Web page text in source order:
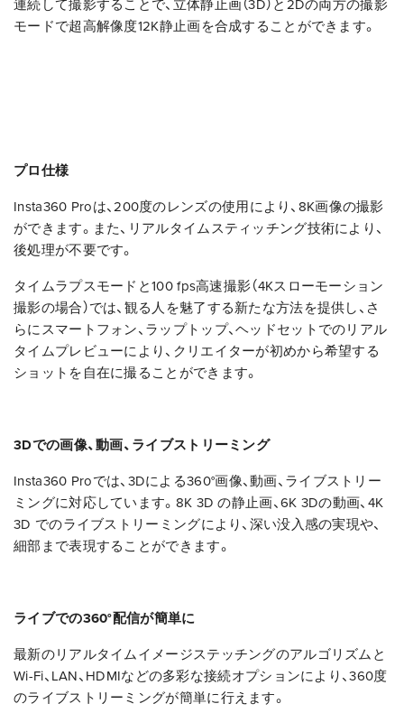
連続して撮影することで、立体静止画（3D）と2Dの両方の撮影
モードで超高解像度12K静止画を合成することができます。
プロ仕様
Insta360 Proは、200度のレンズの使用により、8K画像の撮影
ができます。また、リアルタイムスティッチング技術により、
後処理が不要です。
タイムラプスモードと100 fps高速撮影（4Kスローモーション
撮影の場合）では、観る人を魅了する新たな方法を提供し、さ
らにスマートフォン、ラップトップ、ヘッドセットでのリアル
タイムプレビューにより、クリエイターが初めから希望する
ショットを自在に撮ることができます。
3Dでの画像、動画、ライブストリーミング
Insta360 Proでは、3Dによる360°画像、動画、ライブストリー
ミングに対応しています。8K 3D の静止画、6K 3Dの動画、4K
3D でのライブストリーミングにより、深い没入感の実現や、
細部まで表現することができます。
ライブでの360°配信が簡単に
最新のリアルタイムイメージステッチングのアルゴリズムと
Wi-Fi、LAN、HDMIなどの多彩な接続オプションにより、360度
のライブストリーミングが簡単に行えます。